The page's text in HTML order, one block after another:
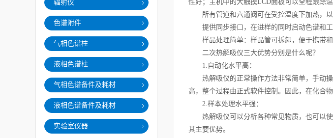
辐射仪
色谱附件
气相色谱柱
液相色谱柱
气相色谱备件及耗材
液相色谱备件及耗材
实验室仪器
性好；主机中的大触摸LCD面板可以全程跟踪温
所有管道和六通阀可在受控温度下加热，以
提供同步接口，在进样的同时启动色谱和工
样品处理简单：样品管可拆卸，便于携带和
二次热解吸仪三大优势分别是什么呢？
1.自动化水平高：
热解吸仪的正常操作方法非常简单，手动操
高，整个过程由正式软件控制。因此，在化合
2.样本处理水平强：
热解吸仪可以分析各种常见物质，也可以使
其主要优势。